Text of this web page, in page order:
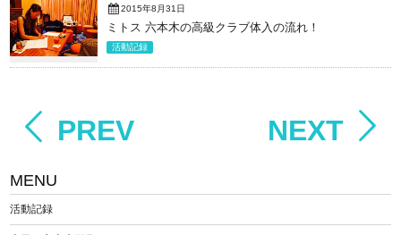
2015年8月31日
ミトス 六本木の高級クラブ体入の流れ！
活動記録
PREV NEXT
MENU
活動記録